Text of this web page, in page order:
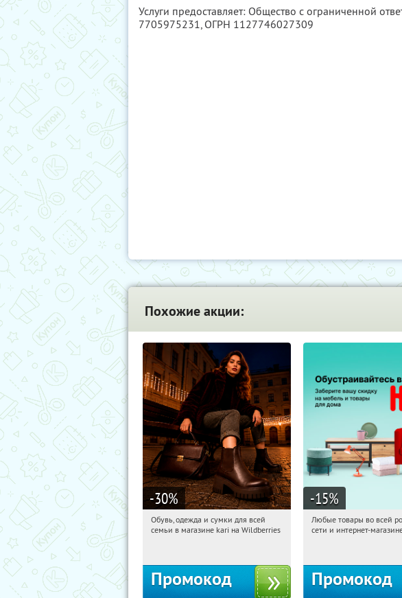
Услуги предоставляет: Общество с ограниченной
7705975231, ОГРН 1127746027309
Похожие акции:
-30%
08:18:24 Получили:
Обувь, одежда и сумки для всей
семьи в магазине kari на Wildberries
Промокод
-15%
08:18:24
Любые товары во всей
сети и интернет-
Промокод